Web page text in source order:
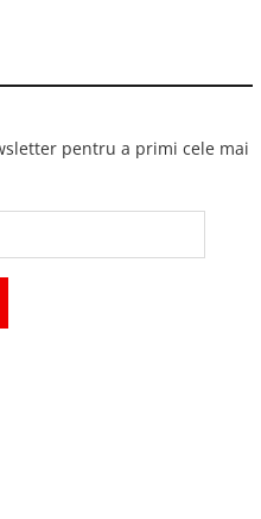
pentru a primi cele mai